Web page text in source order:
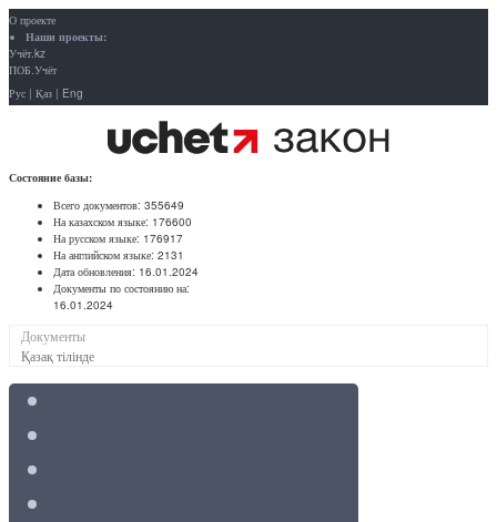
О проекте
Наши проекты:
Учёт.kz
ПОБ.Учёт
Рус | Қаз | Eng
Состояние базы:
Всего документов: 355649
На казахском языке: 176600
На русском языке: 176917
На английском языке: 2131
Дата обновления: 16.01.2024
Документы по состоянию на:
16.01.2024
Документы
Қазақ тілінде